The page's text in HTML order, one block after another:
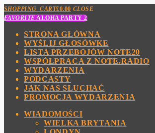
SHOPPING_CART£0.00 CLOSE
FAVORITE ALOHA PARTY 2
STRONA GŁÓWNA
WYŚLIJ GŁOSÓWKE
LISTA PRZEBOJÓW NOTE20
WSPÓŁPRACA Z NOTE.RADIO
WYDARZENIA
PODCASTY
JAK NAS SŁUCHAĆ
PROMOCJA WYDARZENIA
WIADOMOŚCI
WIELKA BRYTANIA